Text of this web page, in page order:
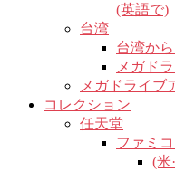
(英語で)
台湾
台湾か
メガド
メガドライブ
コレクション
任天堂
ファミ
(米